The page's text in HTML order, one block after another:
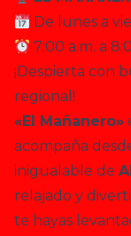
De lunes a
7:00 a.m. a
¡Despierta con
regional!
«El Mañanero»
acompaña
inigualable de
relajado y
te hayas